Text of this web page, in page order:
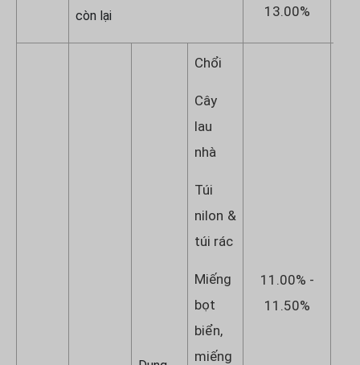
còn lại
13.00%
Chổi
Cây
lau
nhà
Túi
nilon &
túi rác
Miếng
bọt
biển,
miếng
11.00% -
11.50%